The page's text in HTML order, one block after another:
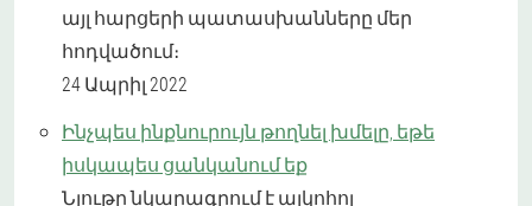
այլ հարցերի պատասխանները մեր
հոդվածում։
24 Ապրիլ 2022
Ինչպես ինքնուրույն թողնել խմելը, եթե
իսկապես ցանկանում եք
Նյութը նկարագրում է ալկոհոլ